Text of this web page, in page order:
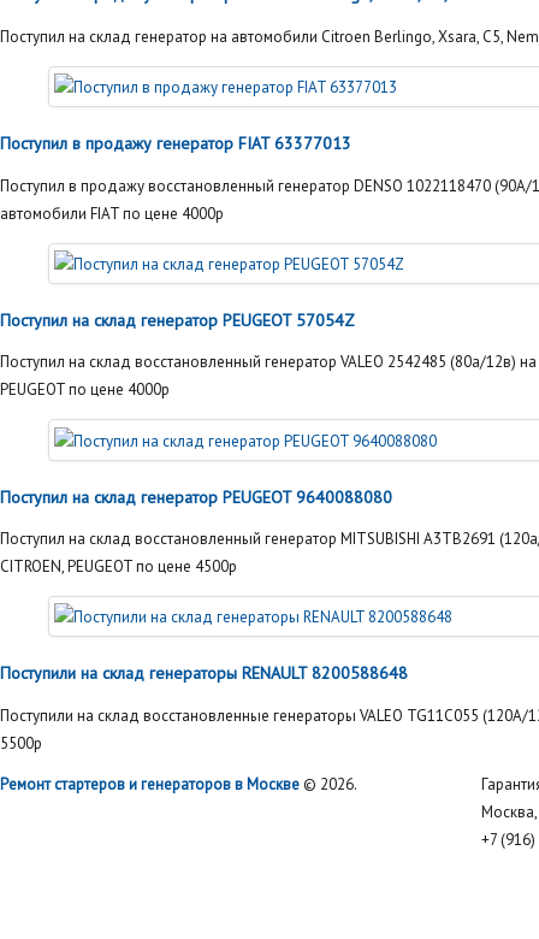
Поступил на склад генератор на автомобили Citroen Berlingo, Xsara, C5,
Поступил в продажу генератор FIAT 63377013
Поступил в продажу восстановленный генератор DENSO 1022118470 (90A/
автомобили FIAT по цене 4000р
Поступил на склад генератор PEUGEOT 57054Z
Поступил на склад восстановленный генератор VALEO 2542485 (80а/12в)
PEUGEOT по цене 4000р
Поступил на склад генератор PEUGEOT 9640088080
Поступил на склад восстановленный генератор MITSUBISHI A3TB2691
CITROEN, PEUGEOT по цене 4500р
Поступили на склад генераторы RENAULT 8200588648
Поступили на склад восстановленные генераторы VALEO TG11C055 (120A/
5500р
Ремонт стартеров и генераторов в Москве © 2026.
Москва,
+7